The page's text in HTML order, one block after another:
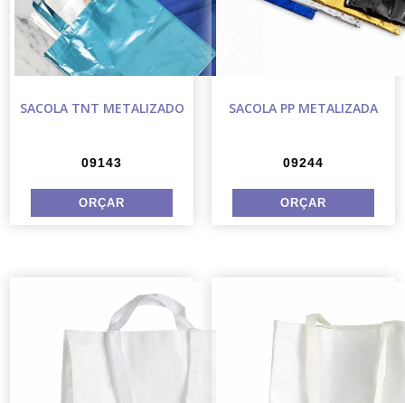
SACOLA TNT METALIZADO
09143
SACOLA PP METALIZADA
09244